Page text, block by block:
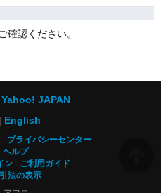
確認ください。
Yahoo! JAPAN
English
プライバシーセンター
ヘルプ
ン
ご利用ガイド
法の表示